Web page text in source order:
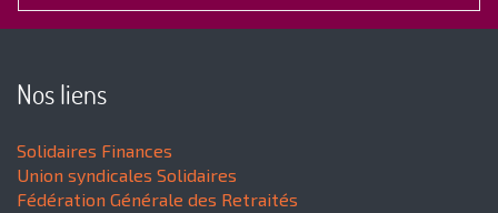
Nos liens
Solidaires Finances
Union syndicales Solidaires
Fédération Générale des Retraités